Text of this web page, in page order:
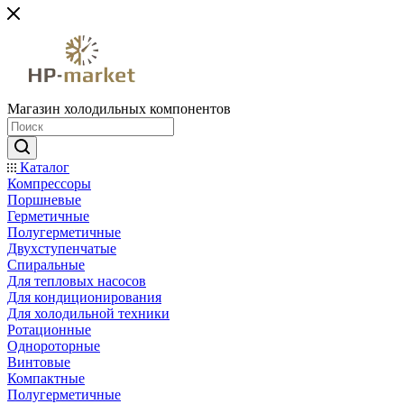
Магазин холодильных компонентов
Каталог
Компрессоры
Поршневые
Герметичные
Полугерметичные
Двухступенчатые
Спиральные
Для тепловых насосов
Для кондиционирования
Для холодильной техники
Ротационные
Однороторные
Винтовые
Компактные
Полугерметичные